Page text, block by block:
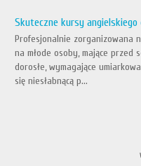
Skuteczne kursy angielskiego
Profesjonalnie zorganizowana
na młode osoby, mające
dorosłe, wymagające
się niesłabnącą p...